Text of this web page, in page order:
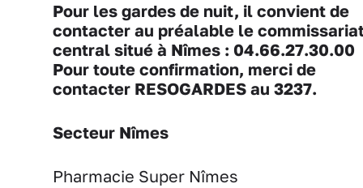
Pour les gardes de nuit, il convient de
contacter au préalable le
central situé à Nîmes : 04.66.27.30.00
Pour toute confirmation, merci de
contacter RESOGARDES au 3237.
Secteur Nîmes
Pharmacie Super Nîmes